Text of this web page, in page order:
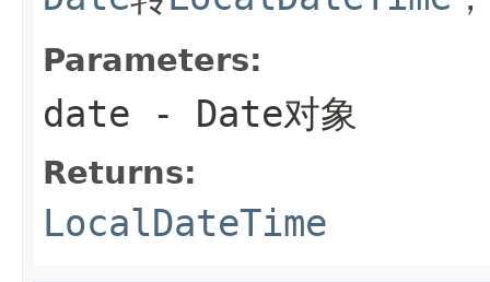
Parameters:
date - Date对象
Returns:
LocalDateTime